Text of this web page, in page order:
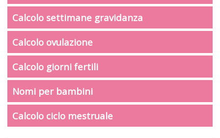
Calcolo settimane gravidanza
Calcolo ovulazione
Calcolo giorni fertili
Nomi per bambini
Calcolo ciclo mestruale